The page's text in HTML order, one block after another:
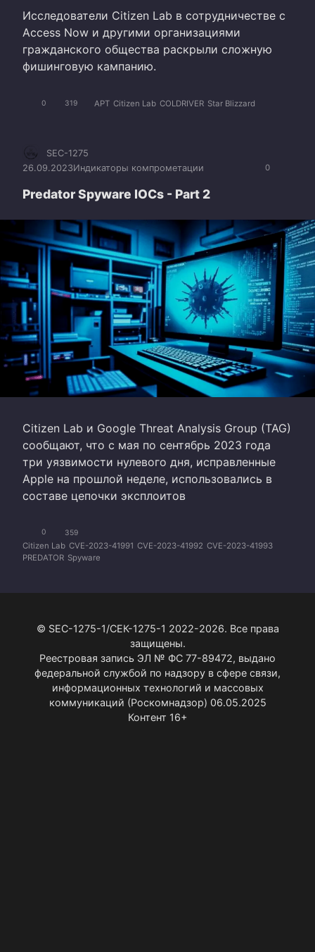
Исследователи Citizen Lab в сотрудничестве с
Access Now и другими организациями
гражданского общества раскрыли сложную
фишинговую кампанию.
0 319 APT Citizen Lab COLDRIVER Star Blizzard
0
SEC-1275
26.09.2023Индикаторы компрометации
Predator Spyware IOCs - Part 2
Citizen Lab и Google Threat Analysis Group (TAG)
сообщают, что с мая по сентябрь 2023 года
три уязвимости нулевого дня, исправленные
Apple на прошлой неделе, использовались в
составе цепочки эксплоитов
0 359
Citizen Lab CVE-2023-41991 CVE-2023-41992 CVE-2023-41993
PREDATOR Spyware
© SEC-1275-1/СЕК-1275-1 2022-2026. Все права
защищены.
Реестровая запись ЭЛ № ФС 77-89472, выдано
федеральной службой по надзору в сфере связи,
информационных технологий и массовых
коммуникаций (Роскомнадзор) 06.05.2025
Контент 16+